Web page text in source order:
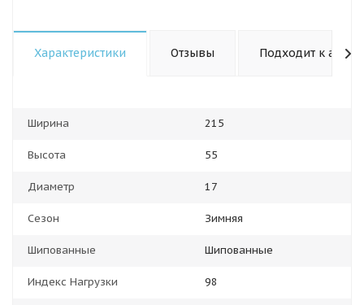
Характеристики Отзывы Подходит к авто
Ширина 215
Высота 55
Диаметр 17
Сезон Зимняя
Шипованные Шипованные
Индекс Нагрузки 98